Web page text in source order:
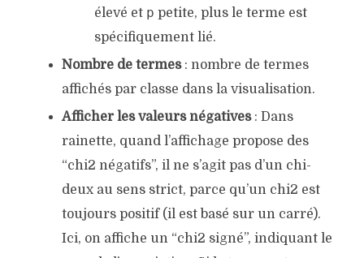
élevé et p petite, plus le terme est
spécifiquement lié.
Nombre de termes: nombre de termes
affichés par classe dans la visualisation.
Afficher les valeurs négatives: Dans
rainette, quand l’affichage propose des
“chi2 négatifs”, il ne s’agit pas d’un chi-
deux au sens strict, parce qu’un chi2 est
toujours positif (il est basé sur un carré).
Ici, on affiche un “chi2 signé”, indiquant le